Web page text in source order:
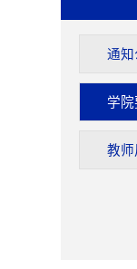
通知
学院
教师